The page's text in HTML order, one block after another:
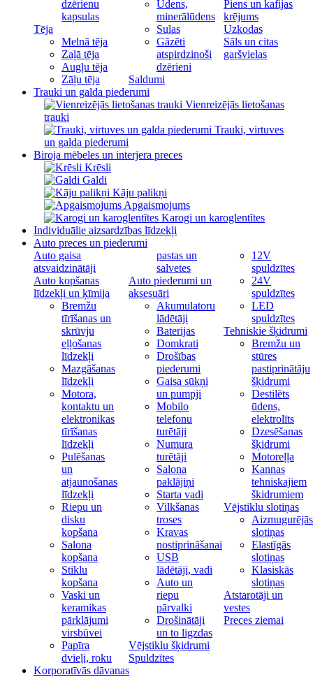
dzērienu
kapsulas
Tēja
Melnā tēja
Zaļā tēja
Augļu tēja
Zāļu tēja
Ūdens,
minerālūdens
Sulas
Gāzēti
atspirdzinoši
dzērieni
Saldumi
Piens un kafijas
krējums
Uzkodas
Sāls un citas
garšvielas
Trauki un galda piederumi
Vienreizējās lietošanas
trauki
Trauki, virtuves
un galda piederumi
Biroja mēbeles un interjera preces
Krēsli
Galdi
Kāju palikņi
Apgaismojums
Karogi un karoglentītes
Individuālie aizsardzības līdzekļi
Auto preces un piederumi
Auto gaisa
atsvaidzinātāji
Auto kopšanas
līdzekļi un ķīmija
Bremžu
tīrīšanas un
skrūvju
eļļošanas
līdzekļi
Mazgāšanas
līdzekļi
Motora,
kontaktu un
elektronikas
tīrīšanas
līdzekļi
Pulēšanas
un
atjaunošanas
līdzekļi
Riepu un
disku
kopšana
Salona
kopšana
Stiklu
kopšana
Vaski un
keramikas
pārklājumi
virsbūvei
Papīra
dvieļi, roku
pastas un
salvetes
Auto piederumi un
aksesuāri
Akumulatoru
lādētāji
Baterijas
Domkrati
Drošības
piederumi
Gaisa sūkņi
un pumpji
Mobilo
telefonu
turētāji
Numura
turētāji
Salona
paklājiņi
Starta vadi
Vilkšanas
troses
Kravas
nostiprināšanai
USB
lādētāji, vadi
Auto un
riepu
pārvalki
Drošinātāji
un to ligzdas
Vējstiklu šķidrumi
Spuldzītes
12V
spuldzītes
24V
spuldzītes
LED
spuldzītes
Tehniskie šķidrumi
Bremžu un
stūres
pastiprinātāju
šķidrumi
Destilēts
ūdens,
elektrolīts
Dzesēšanas
šķidrumi
Motoreļļa
Kannas
tehniskajiem
škidrumiem
Vējstiklu slotiņas
Aizmugurējās
slotiņas
Elastīgās
slotiņas
Klasiskās
slotiņas
Atstarotāji un
vestes
Preces ziemai
Korporatīvās dāvanas